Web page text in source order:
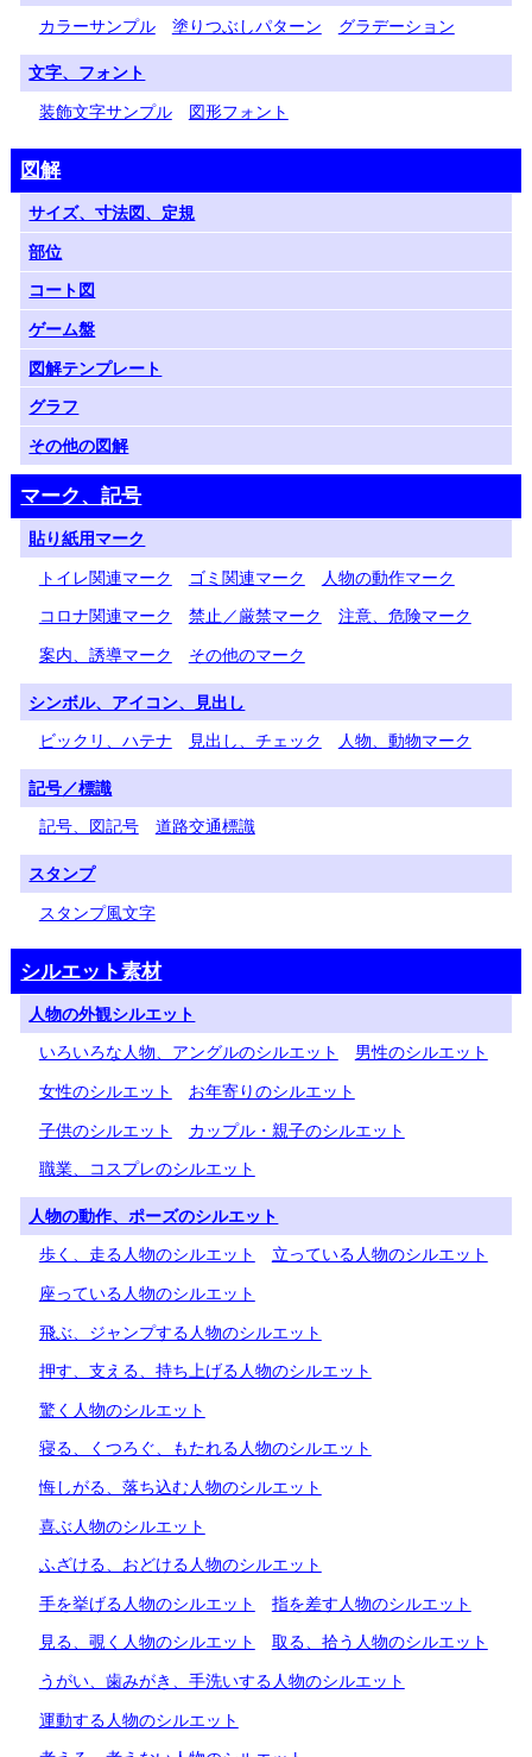
カラーサンプル 塗りつぶしパターン グラデーション
文字、フォント
装飾文字サンプル
図形フォント
図解
サイズ、寸法図、定規
部位
コート図
ゲーム盤
図解テンプレート
グラフ
その他の図解
マーク、記号
貼り紙用マーク
トイレ関連マーク
ゴミ関連マーク
人物の動作マーク
コロナ関連マーク
禁止／厳禁マーク
注意、危険マーク
案内、誘導マーク
その他のマーク
シンボル、アイコン、見出し
ビックリ、ハテナ
見出し、チェック 人物、動物マーク
記号／標識
記号、図記号
道路交通標識
スタンプ
スタンプ風文字
シルエット素材
人物の外観シルエット
いろいろな人物、アングルのシルエット
男性のシルエット
女性のシルエット
お年寄りのシルエット
子供のシルエット
カップル・親子のシルエット
職業、コスプレのシルエット
人物の動作、ポーズのシルエット
歩く、走る人物のシルエット
立っている人物のシルエット
座っている人物のシルエット
飛ぶ、ジャンプする人物のシルエット
押す、支える、持ち上げる人物のシルエット
驚く人物のシルエット
寝る、くつろぐ、もたれる人物のシルエット
悔しがる、落ち込む人物のシルエット
喜ぶ人物のシルエット
ふざける、おどける人物のシルエット
手を挙げる人物のシルエット
指を差す人物のシルエット
見る、覗く人物のシルエット
取る、拾う人物のシルエット
うがい、歯みがき、手洗いする人物のシルエット
運動する人物のシルエット